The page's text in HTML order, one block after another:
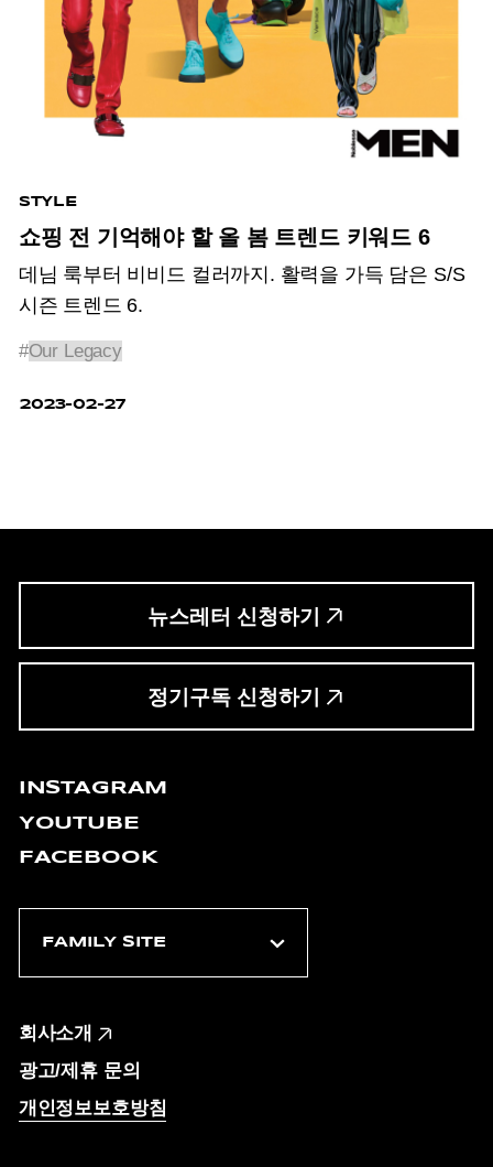
STYLE
쇼핑 전 기억해야 할 올 봄 트렌드 키워드 6
데님 룩부터 비비드 컬러까지. 활력을 가득 담은 S/S
시즌 트렌드 6.
#Our Legacy
2023-02-27
뉴스레터 신청하기
정기구독 신청하기
INSTAGRAM
YOUTUBE
FACEBOOK
회사소개
광고/제휴 문의
개인정보보호방침